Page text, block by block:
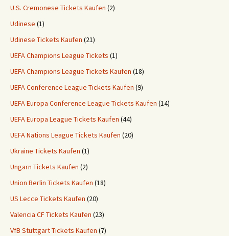
U.S. Cremonese Tickets Kaufen (2)
Udinese (1)
Udinese Tickets Kaufen (21)
UEFA Champions League Tickets (1)
UEFA Champions League Tickets Kaufen (18)
UEFA Conference League Tickets Kaufen (9)
UEFA Europa Conference League Tickets Kaufen (14)
UEFA Europa League Tickets Kaufen (44)
UEFA Nations League Tickets Kaufen (20)
Ukraine Tickets Kaufen (1)
Ungarn Tickets Kaufen (2)
Union Berlin Tickets Kaufen (18)
US Lecce Tickets Kaufen (20)
Valencia CF Tickets Kaufen (23)
VfB Stuttgart Tickets Kaufen (7)